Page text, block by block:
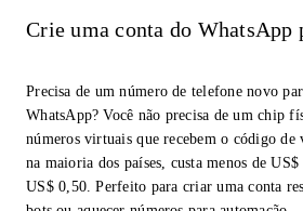
Crie uma conta do WhatsApp
Precisa de um número de telefone novo
WhatsApp? Você não precisa de um chip
números virtuais que recebem o código
na maioria dos países, custa menos de
US$ 0,50. Perfeito para criar uma conta